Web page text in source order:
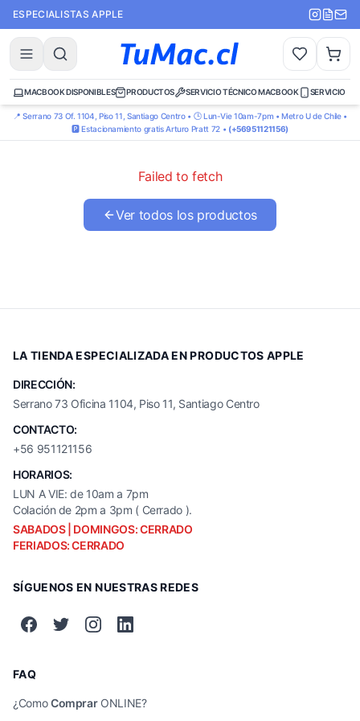
ESPECIALISTAS APPLE
MACBOOK DISPONIBLES PRODUCTOS SERVICIO TÉCNICO MACBOOK SERVICIO
📍 Serrano 73 Of. 1104, Piso 11, Santiago Centro • 🕒 Lun-Vie 10am-7pm • Metro U de Chile •
🅿️ Estacionamiento gratis Arturo Pratt 72 • (+56951121156)
Failed to fetch
Ver todos los productos
LA TIENDA ESPECIALIZADA EN PRODUCTOS APPLE
DIRECCIÓN:
Serrano 73 Oficina 1104, Piso 11, Santiago Centro
CONTACTO:
+56 951121156
HORARIOS:
LUN A VIE: de 10am a 7pm
Colación de 2pm a 3pm ( Cerrado ).
SABADOS | DOMINGOS: CERRADO
FERIADOS: CERRADO
SÍGUENOS EN NUESTRAS REDES
FAQ
¿ComoComprarONLINE?